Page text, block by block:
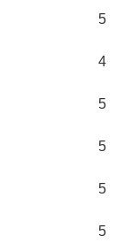
5
4
5
5
5
5